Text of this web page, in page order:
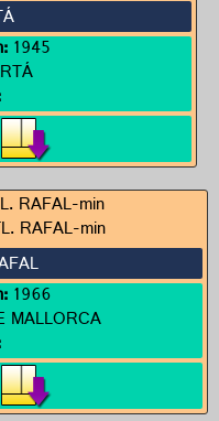
1945
1966